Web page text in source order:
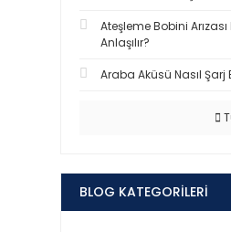
Ateşleme Bobini Arızası
Anlaşılır?
Araba Aküsü Nasıl Şarj
BLOG KATEGORILERI